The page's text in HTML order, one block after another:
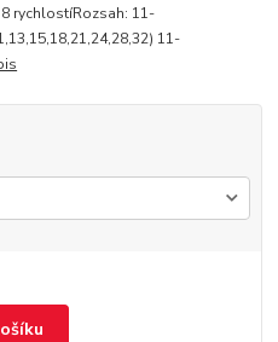
rychlostíRozsah: 11-
11-